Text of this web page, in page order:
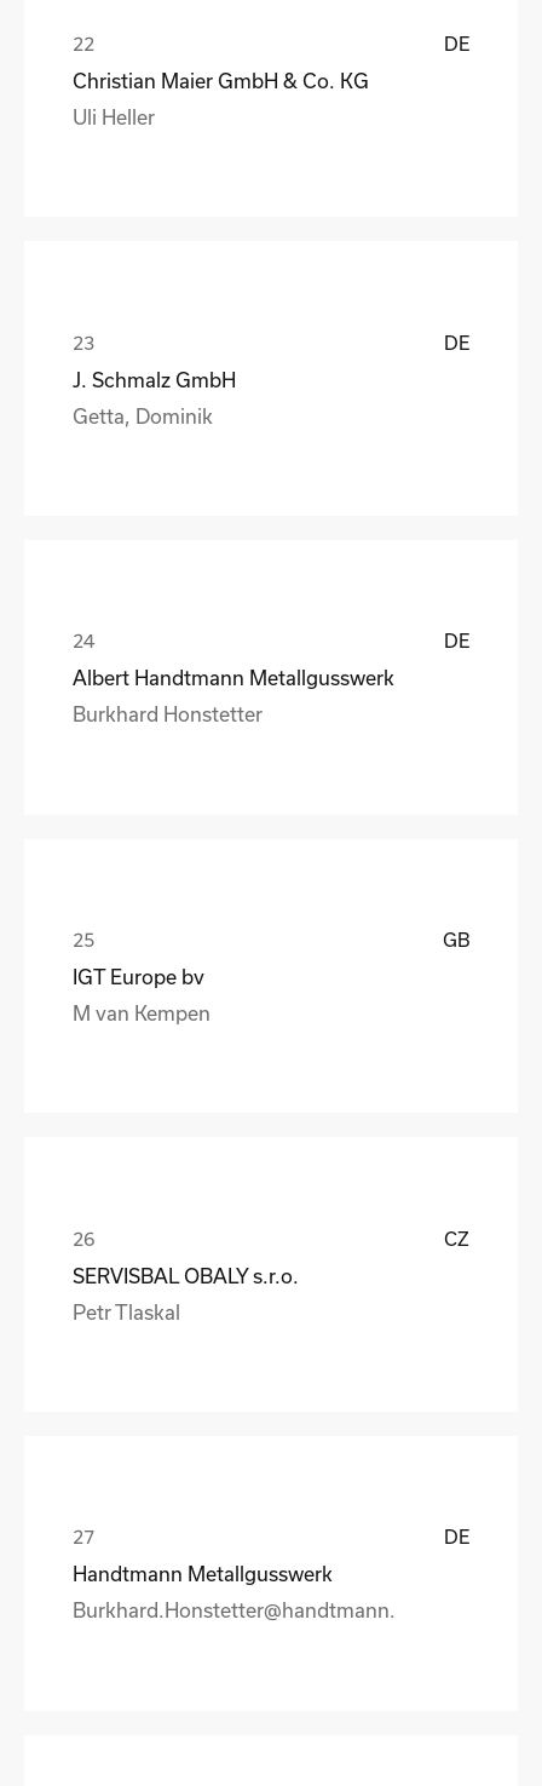
DE
Christian Maier GmbH & Co. KG
Uli Heller
DE
J. Schmalz GmbH
Getta, Dominik
DE
Albert Handtmann Metallgusswerk
Burkhard Honstetter
GB
IGT Europe bv
M van Kempen
CZ
SERVISBAL OBALY s.r.o.
Petr Tlaskal
DE
Handtmann Metallgusswerk
Burkhard.Honstetter@handtmann.